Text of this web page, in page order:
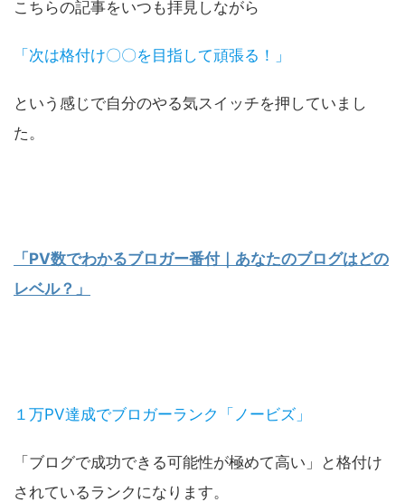
こちらの記事をいつも拝見しながら
「次は格付け〇〇を目指して頑張る！」
という感じで自分のやる気スイッチを押していまし
た。
「PV数でわかるブロガー番付｜あなたのブログはどの
レベル？」
１万PV達成でブロガーランク「ノービズ」
「ブログで成功できる可能性が極めて高い」と格付け
されているランクになります。